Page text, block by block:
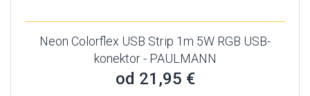
Neon Colorflex USB Strip 1m 5W RGB USB-
konektor - PAULMANN
od 21,95 €